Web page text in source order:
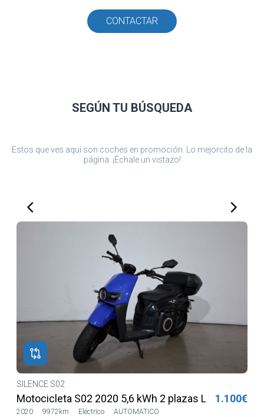
CONTACTAR
SEGÚN TU BÚSQUEDA
Estos que ves aquí son coches en promoción. Lo mejorcito de la
página. ¡Échale un vistazo!
SILENCE S02
Motocicleta S02 2020 5,6 kWh 2 plazas Lilia LVSH
2020 9972km Eléctrico AUTOMATICO
1.100€